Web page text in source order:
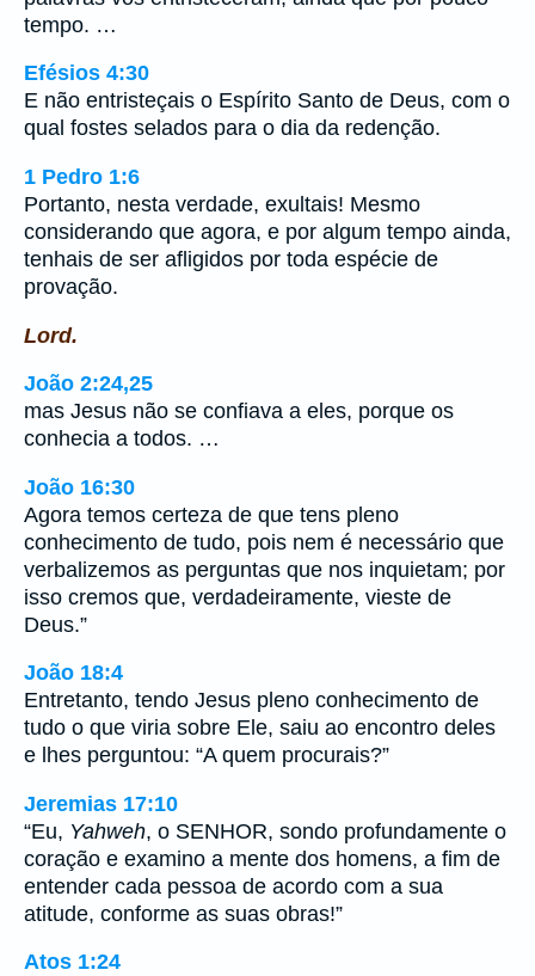
tempo. …
Efésios 4:30
E não entristeçais o Espírito Santo de Deus, com o
qual fostes selados para o dia da redenção.
1 Pedro 1:6
Portanto, nesta verdade, exultais! Mesmo
considerando que agora, e por algum tempo ainda,
tenhais de ser afligidos por toda espécie de
provação.
Lord.
João 2:24,25
mas Jesus não se confiava a eles, porque os
conhecia a todos. …
João 16:30
Agora temos certeza de que tens pleno
conhecimento de tudo, pois nem é necessário que
verbalizemos as perguntas que nos inquietam; por
isso cremos que, verdadeiramente, vieste de
Deus.”
João 18:4
Entretanto, tendo Jesus pleno conhecimento de
tudo o que viria sobre Ele, saiu ao encontro deles
e lhes perguntou: “A quem procurais?”
Jeremias 17:10
“Eu, Yahweh, o SENHOR, sondo profundamente o
coração e examino a mente dos homens, a fim de
entender cada pessoa de acordo com a sua
atitude, conforme as suas obras!”
Atos 1:24